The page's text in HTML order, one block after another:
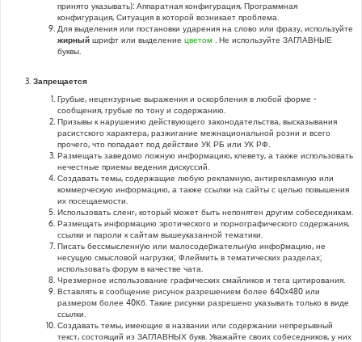
принято указывать): Аппаратная конфигурация, Программная
конфигурация, Ситуация в которой возникает проблема.
Для выделения или постановки ударения на слово или фразу, используйте
жирный шрифт или выделение цветом . Не используйте ЗАГЛАВНЫЕ
буквы.
Запрещается
Грубые, нецензурные выражения и оскорбления в любой форме -
сообщения, грубые по тону и содержанию.
Призывы к нарушению действующего законодательства, высказывания
расистского характера, разжигание межнациональной розни и всего
прочего, что попадает под действие УК РБ или УК РФ.
Размещать заведомо ложную информацию, клевету, а также использовать
нечестные приемы ведения дискуссий.
Создавать темы, содержащие любую рекламную, антирекламную или
коммерческую информацию, а также ссылки на сайты с целью повышения
их посещаемости.
Использовать сленг, который может быть непонятен другим собеседникам.
Размещать информацию эротического и порнографического содержания,
ссылки и пароли к сайтам вышеуказанной тематики.
Писать бессмысленнyю или малосодеpжательнyю инфоpмацию, не
несущую смысловой нагрузки; Флеймить в тематических разделах;
использовать форум в качестве чата.
Чрезмерное использование графических смайликов и тега цитирования.
Вставлять в сообщение рисунок разрешением более 640x480 или
размером более 40Кб. Такие рисунки разрешено указывать только в виде
ссылки.
Создавать темы, имеющие в названии или содержании непрерывный
текст, состоящий из ЗАГЛАВНЫХ букв. Уважайте своих собеседников, у них